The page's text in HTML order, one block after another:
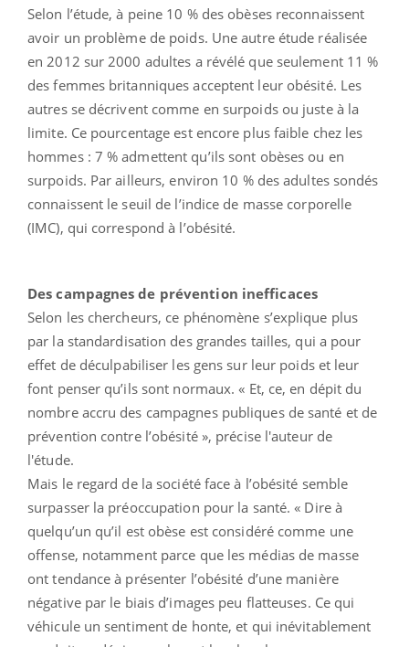
Selon l’étude, à peine 10 % des obèses reconnaissent
avoir un problème de poids. Une autre étude réalisée
en 2012 sur 2000 adultes a révélé que seulement 11 %
des femmes britanniques acceptent leur obésité. Les
autres se décrivent comme en surpoids ou juste à la
limite. Ce pourcentage est encore plus faible chez les
hommes : 7 % admettent qu’ils sont obèses ou en
surpoids. Par ailleurs, environ 10 % des adultes sondés
connaissent le seuil de l’indice de masse corporelle
(IMC), qui correspond à l’obésité.
Des campagnes de prévention inefficaces
Selon les chercheurs, ce phénomène s’explique plus
par la standardisation des grandes tailles, qui a pour
effet de déculpabiliser les gens sur leur poids et leur
font penser qu’ils sont normaux. « Et, ce, en dépit du
nombre accru des campagnes publiques de santé et de
prévention contre l’obésité », précise l'auteur de
l'étude.
Mais le regard de la société face à l’obésité semble
surpasser la préoccupation pour la santé. « Dire à
quelqu’un qu’il est obèse est considéré comme une
offense, notamment parce que les médias de masse
ont tendance à présenter l’obésité d’une manière
négative par le biais d’images peu flatteuses. Ce qui
véhicule un sentiment de honte, et qui inévitablement